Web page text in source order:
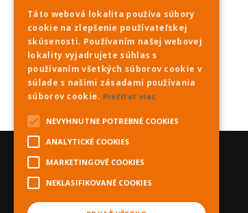
Táto webová lokalita používa súbory
cookie na zlepšenie používateľskej
skúsenosti. Používaním našej webovej
lokality vyjadrujete súhlas s
používaním všetkých súborov cookie v
súlade s našimi zásadami používania
súborov cookie. Prečítať viac
NEVYHNUTNE POTREBNÉ COOKIES
ANALYTICKÉ COOKIES
MARKETINGOVÉ COOKIES
NEKLASIFIKOVANÉ COOKIES